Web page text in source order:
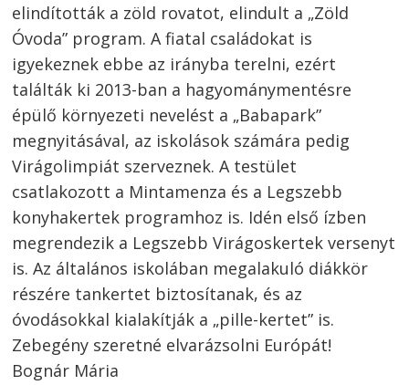
elindították a zöld rovatot, elindult a „Zöld
Óvoda” program. A fiatal családokat is
igyekeznek ebbe az irányba terelni, ezért
találták ki 2013-ban a hagyománymentésre
épülő környezeti nevelést a „Babapark”
megnyitásával, az iskolások számára pedig
Virágolimpiát szerveznek. A testület
csatlakozott a Mintamenza és a Legszebb
konyhakertek programhoz is. Idén első ízben
megrendezik a Legszebb Virágoskertek versenyt
is. Az általános iskolában megalakuló diákkör
részére tankertet biztosítanak, és az
óvodásokkal kialakítják a „pille-kertet” is.
Zebegény szeretné elvarázsolni Európát!
Bognár Mária